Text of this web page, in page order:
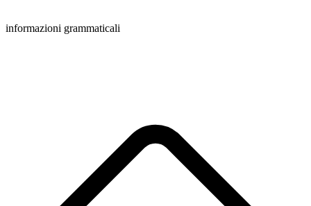
informazioni grammaticali